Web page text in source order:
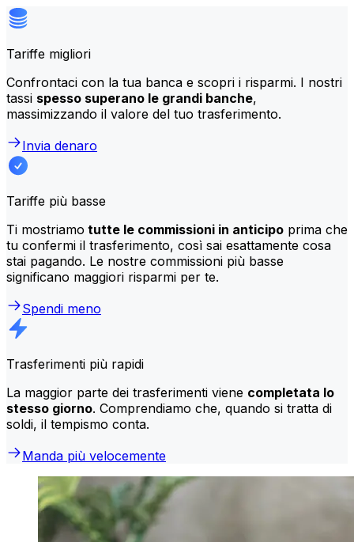
Tariffe migliori
Confrontaci con la tua banca e scopri i risparmi. I nostri
tassi spesso superano le grandi banche,
massimizzando il valore del tuo trasferimento.
Invia denaro
Tariffe più basse
Ti mostriamo tutte le commissioni in anticipo prima che
tu confermi il trasferimento, così sai esattamente cosa
stai pagando. Le nostre commissioni più basse
significano maggiori risparmi per te.
Spendi meno
Trasferimenti più rapidi
La maggior parte dei trasferimenti viene completata lo
stesso giorno. Comprendiamo che, quando si tratta di
soldi, il tempismo conta.
Manda più velocemente